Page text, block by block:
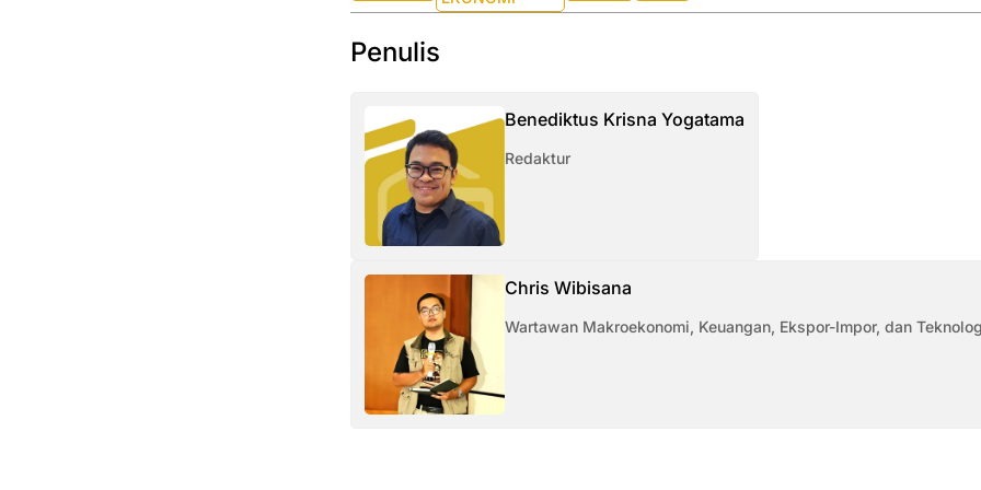
Penulis
Benediktus Krisna Yogatama
Redaktur
Chris Wibisana
Wartawan Makroekonomi, Keuangan, Ekspor-Impor, dan